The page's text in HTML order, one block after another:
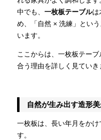
中でも、 一枚板テーブルは
め、「自然 × 洗練」とい
います。
ここからは、一枚板テー
合う理由を詳しく見ていき
自然が生み出す造形
一枚板は、長い年月をか
す。